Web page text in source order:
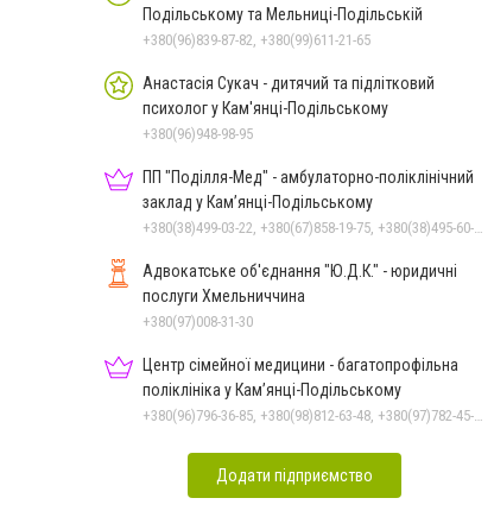
Подільському та Мельниці-Подільській
+380(96)839-87-82, +380(99)611-21-65
Анастасія Сукач - дитячий та підлітковий
психолог у Кам'янці-Подільському
+380(96)948-98-95
ПП "Поділля-Мед" - амбулаторно-поліклінічний
заклад у Кам’янці-Подільському
+380(38)499-03-22, +380(67)858-19-75, +380(38)495-60-27
Адвокатське об'єднання "Ю.Д.К." - юридичні
послуги Хмельниччина
+380(97)008-31-30
Центр сімейної медицини - багатопрофільна
поліклініка у Кам’янці-Подільському
+380(96)796-36-85, +380(98)812-63-48, +380(97)782-45-70
Додати підприємство